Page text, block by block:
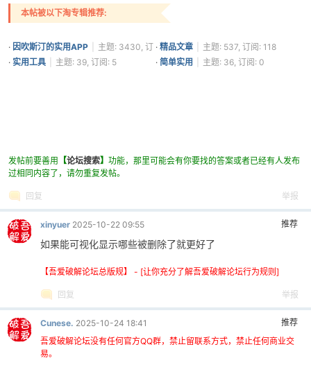
本帖被以下淘专辑推荐:
· 因吹斯汀的实用APP
主题: 3430, 订
阅: 1361
· 精品文章
主题: 537, 订阅: 118
· 实用工具 主题: 39, 订阅: 5 · 简单实用 主题: 36, 订阅: 0
发帖前要善用 【论坛搜索】 功能，那里可能会有你要找的答案或者已经有人发布
过相同内容了，请勿重复发帖。
回复 举报
推荐
xinyuer 2025-10-22 09:55
如果能可视化显示哪些被删除了就更好了
【吾爱破解论坛总版规】 - [让你充分了解吾爱破解论坛行为规则]
回复 举报
推荐
Cunese. 2025-10-24 18:41
吾爱破解论坛没有任何官方QQ群，禁止留联系方式，禁止任何商业交
易。